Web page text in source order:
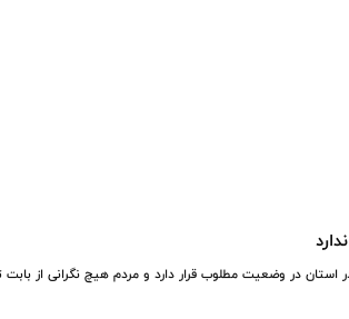
استان در وضعیت مطلوب قرار دارد و مردم هیچ نگرانی از بابت